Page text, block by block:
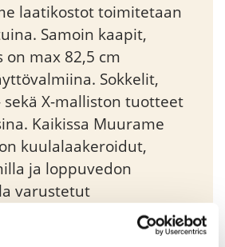
laatikostot toimitetaan
Samoin kaapit,
on max 82,5 cm
Sokkelit,
sekä X-malliston tuotteet
Kaikissa Muurame
kuulalaakeroidut,
ja loppuvedon
varustetut
Moduli-yksikköjä voidaan
toisiinsa tai pinota